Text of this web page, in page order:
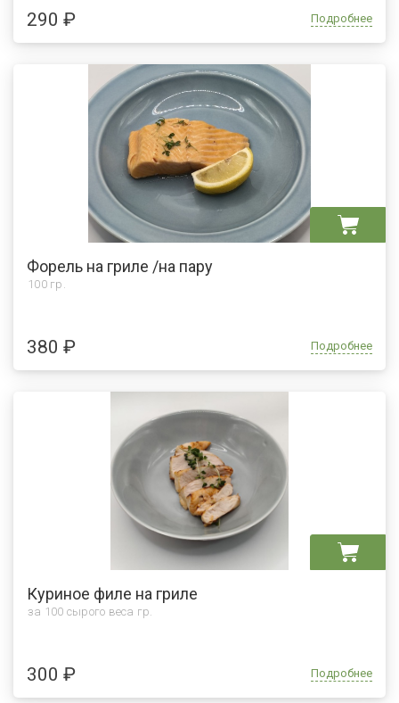
290 ₽ Подробнее
Форель на гриле /на пару
100 гр.
380 ₽ Подробнее
Куриное филе на гриле
за 100 сырого веса гр.
300 ₽ Подробнее